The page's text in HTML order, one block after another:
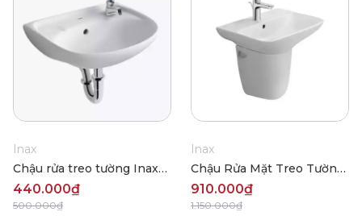
Inax
Chậu rửa treo tường Inax
L-280V
440.000₫
500.000₫
Inax
Chậu Rửa Mặt Treo Tường
Inax L-289VEC
910.000₫
1.150.000₫